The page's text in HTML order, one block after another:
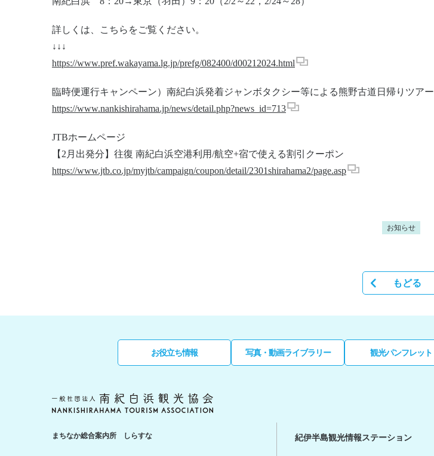
詳しくは、こちらをご覧ください。
↓↓↓
https://www.pref.wakayama.lg.jp/prefg/082400/d00212024.html
臨時便運行キャンペーン）南紀白浜発着ジャンボタクシー等による熊野古道日帰りツアー
https://www.nankishirahama.jp/news/detail.php?news_id=713
JTBホームページ
【2月出発分】往復 南紀白浜空港利用/航空+宿で使える割引クーポン
https://www.jtb.co.jp/myjtb/campaign/coupon/detail/2301shirahama2/page.asp
お知らせ
もどる
お役立ち情報 写真・動画ライブラリー 観光パンフレット
まちなか総合案内所 しらすな 紀伊半島観光情報ステーション